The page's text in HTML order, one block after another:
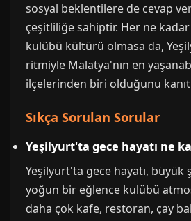
sosyal beklentilere de cevap
çeşitliliğe sahiptir. Her ne
kulübü kültürü olmasa da,
ritmiyle Malatya'nın en
ilçelerinden biri olduğunu
Sıkça Sorulan Sorular
Yeşilyurt'ta gece hayatı ne
Yeşilyurt'ta gece hayatı,
yoğun bir eğlence kulübü
daha çok kafe, restoran, çay